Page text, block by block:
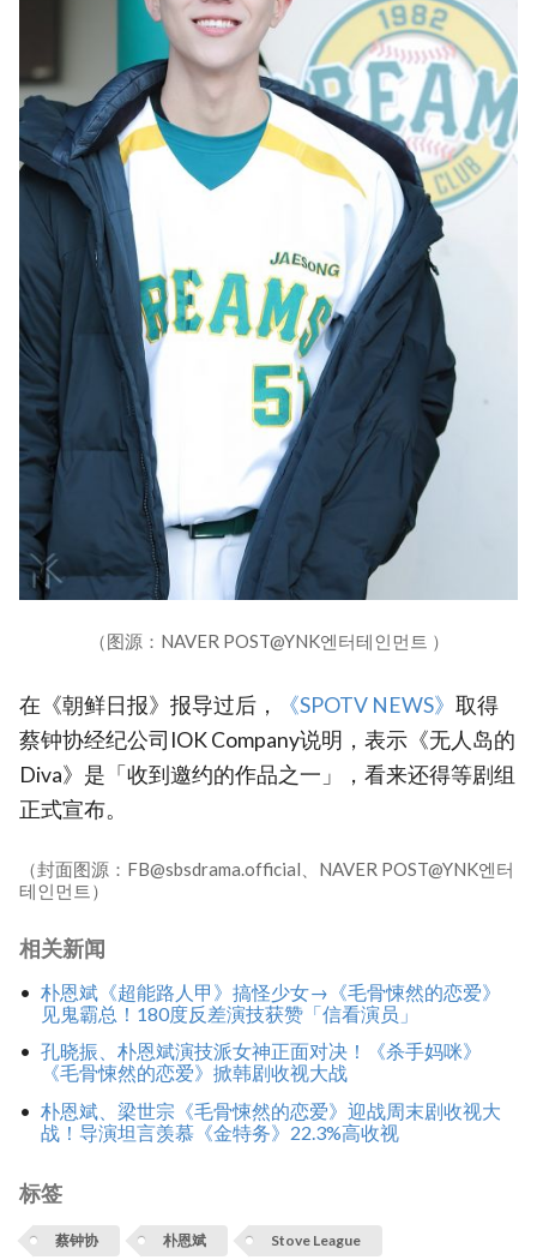
（图源：NAVER POST@YNK엔터테인먼트 ）
在《朝鲜日报》报导过后， ‎《SPOTV NEWS》 取得
蔡钟协经纪公司IOK Company说明，表示《无人岛的
Diva》是「收到邀约的作品之一」，看来还得等剧组
正式宣布。
（封面图源：FB@sbsdrama.official、NAVER POST@YNK엔터
테인먼트）
相关新闻
朴恩斌《超能路人甲》搞怪少女→《毛骨悚然的恋爱》
见鬼霸总！180度反差演技获赞「信看演员」
孔晓振、朴恩斌演技派女神正面对决！《杀手妈咪》
《毛骨悚然的恋爱》掀韩剧收视大战
朴恩斌、梁世宗《毛骨悚然的恋爱》迎战周末剧收视大
战！导演坦言羡慕《金特务》22.3%高收视
标签
蔡钟协 朴恩斌 Stove League